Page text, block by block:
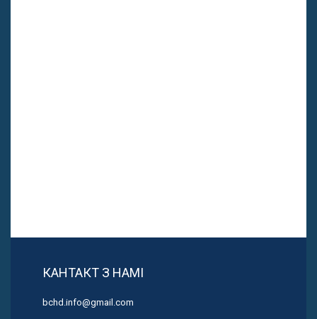
КАНТАКТ З НАМІ
bchd.info@gmail.com